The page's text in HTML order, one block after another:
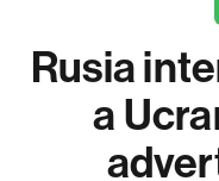
Rusia
a